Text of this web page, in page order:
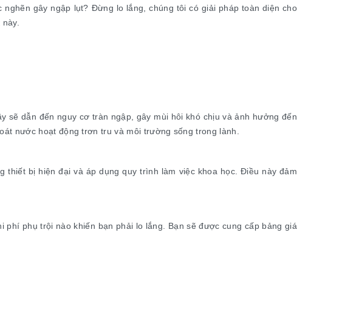
gây ngập lụt? Đừng lo lắng, chúng tôi có giải pháp toàn diện cho
sẽ dẫn đến nguy cơ tràn ngập, gây mùi hôi khó chịu và ảnh hưởng đến
nước hoạt động trơn tru và môi trường sống trong lành.
thiết bị hiện đại và áp dụng quy trình làm việc khoa học. Điều này đảm
phụ trội nào khiến bạn phải lo lắng. Bạn sẽ được cung cấp bảng giá